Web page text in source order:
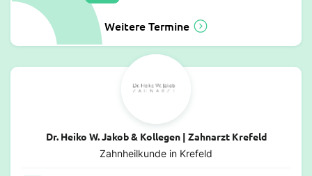
Weitere Termine
Dr. Heiko W. Jakob & Kollegen | Zahnarzt Krefeld
Zahnheilkunde in Krefeld